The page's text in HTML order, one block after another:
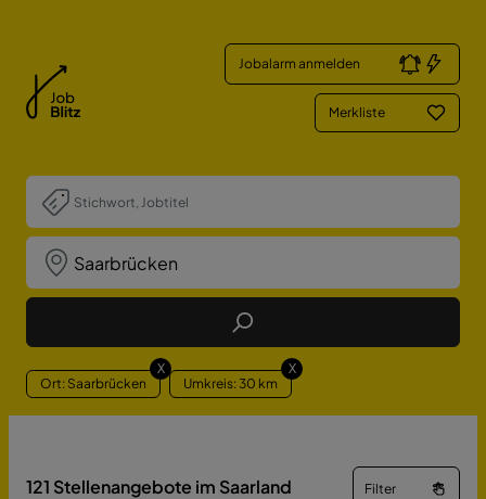
Jobalarm anmelden
Merkliste
Job Finden
Ort: Saarbrücken
X
Umkreis: 30 km
X
121 Stellenangebote im Saarland Filter